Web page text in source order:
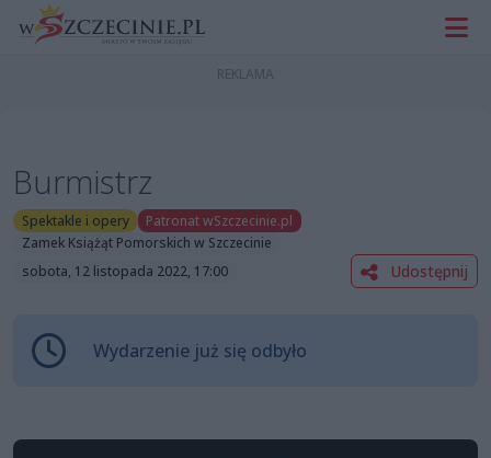
Burmistrz
Spektakle i opery
Patronat wSzczecinie.pl
Zamek Książąt Pomorskich w Szczecinie
sobota, 12 listopada 2022, 17:00
Udostępnij
Wydarzenie już się odbyło